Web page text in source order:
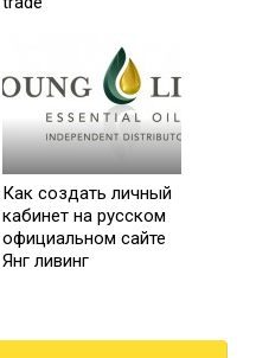
Как создать личный
кабинет на русском
официальном сайте
Янг ливинг